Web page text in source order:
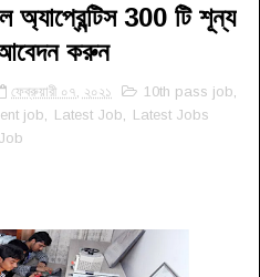
অ্যাপ্রেন্টিস 300 টি শূন্য
আবেদন করুন
ফেব্রুয়ারী ০৭, ২০২১ 10th pass job
job Latest Job
Latest Jobs